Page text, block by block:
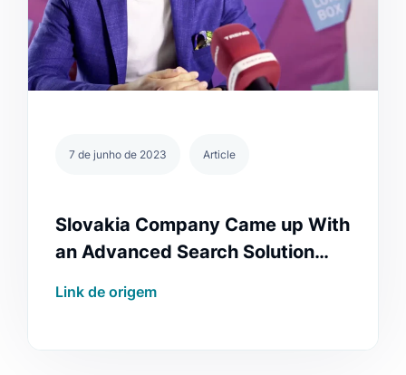
7 de junho de 2023 Article
Slovakia Company Came up With
an Advanced Search Solution
Link de origem